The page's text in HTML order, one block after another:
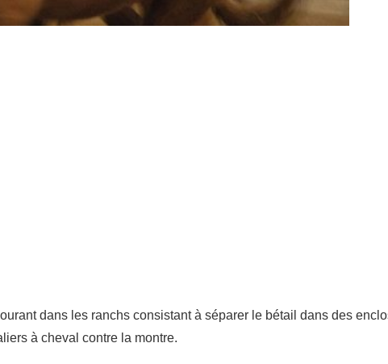
dans les ranchs consistant à séparer le bétail dans des
à cheval contre la montre.